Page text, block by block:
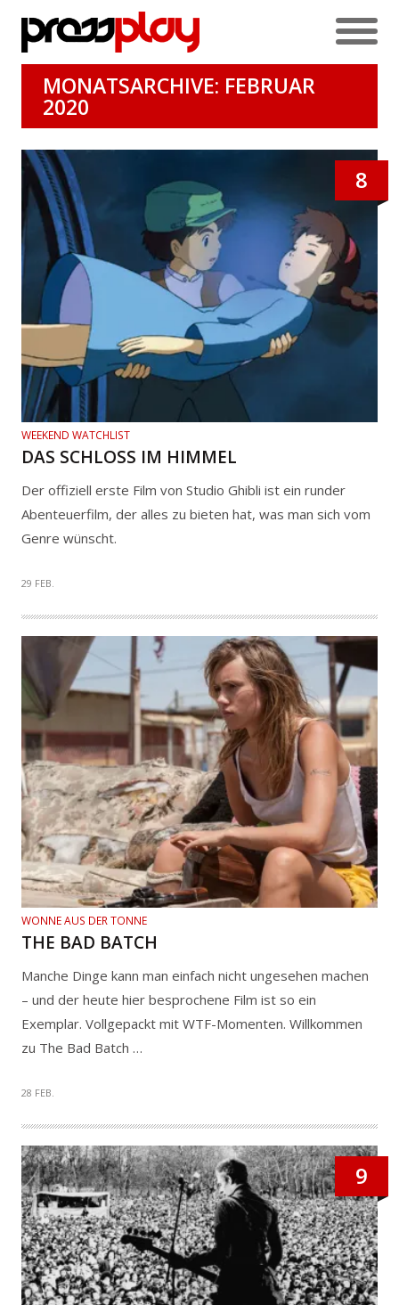
MONATSARCHIVE: FEBRUAR
2020
8
WEEKEND WATCHLIST
DAS SCHLOSS IM HIMMEL
Der offiziell erste Film von Studio Ghibli ist ein runder
Abenteuerfilm, der alles zu bieten hat, was man sich vom
Genre wünscht.
29 FEB.
WONNE AUS DER TONNE
THE BAD BATCH
Manche Dinge kann man einfach nicht ungesehen machen
– und der heute hier besprochene Film ist so ein
Exemplar. Vollgepackt mit WTF-Momenten. Willkommen
zu The Bad Batch …
28 FEB.
9